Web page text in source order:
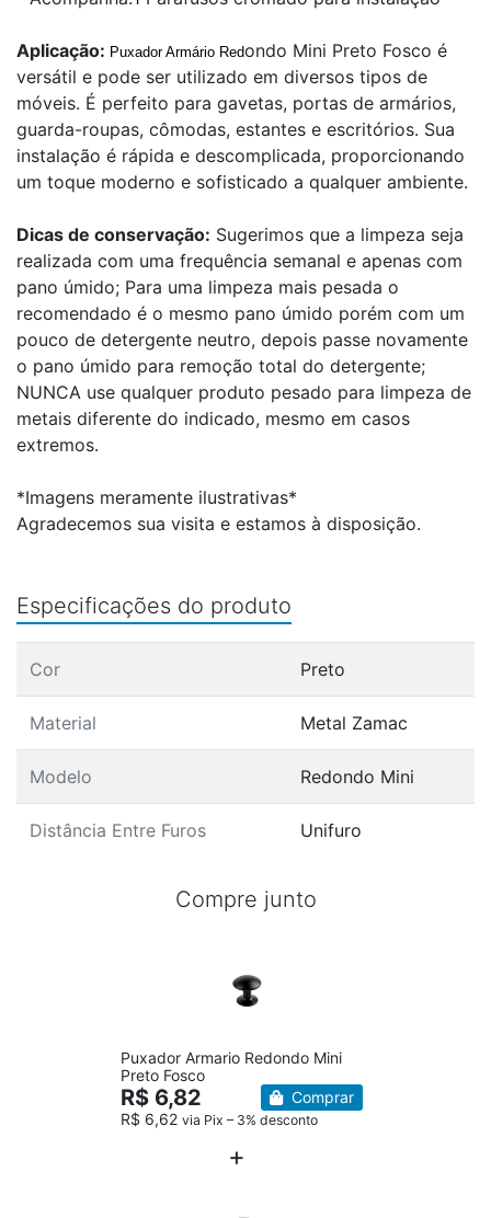
Aplicação: Puxador Armário Redondo Mini Preto Fosco é
versátil e pode ser utilizado em diversos tipos de
móveis. É perfeito para gavetas, portas de armários,
guarda-roupas, cômodas, estantes e escritórios. Sua
instalação é rápida e descomplicada, proporcionando
um toque moderno e sofisticado a qualquer ambiente.
Dicas de conservação: Sugerimos que a limpeza seja
realizada com uma frequência semanal e apenas com
pano úmido; Para uma limpeza mais pesada o
recomendado é o mesmo pano úmido porém com um
pouco de detergente neutro, depois passe novamente
o pano úmido para remoção total do detergente;
NUNCA use qualquer produto pesado para limpeza de
metais diferente do indicado, mesmo em casos
extremos.
*Imagens meramente ilustrativas*
Agradecemos sua visita e estamos à disposição.
Especificações do produto
Cor Preto
Material Metal Zamac
Modelo Redondo Mini
Distância Entre Furos Unifuro
Compre junto
Puxador Armario Redondo Mini
Preto Fosco
R$ 6,82
R$ 6,62 via Pix – 3% desconto
Comprar